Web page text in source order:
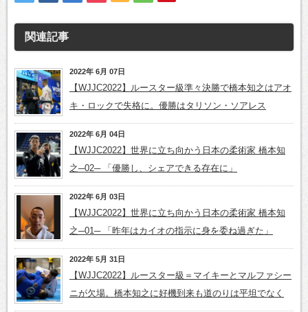
関連記事
2022年 6月 07日
【WJJC2022】ルースター級準々決勝で橋本知之はアオ
キ・ロックで失格に。優勝はタリソン・ソアレス
2022年 6月 04日
【WJJC2022】世界に立ち向かう日本の柔術家 橋本知
之─02─ 「優勝し、シェアできる存在に」
2022年 6月 03日
【WJJC2022】世界に立ち向かう日本の柔術家 橋本知
之─01─ 「昨年はカイオの指示に身を委ね過ぎた」
2022年 5月 31日
【WJJC2022】ルースター級＝マイキーとマルファシー
ニが欠場。橋本知之に好機到来も道のりは平坦でなく